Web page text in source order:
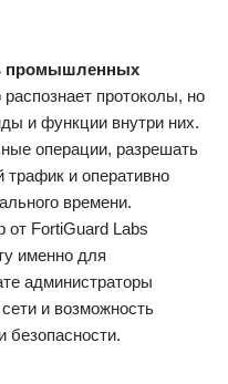
промышленных
протоколы, но
и функции внутри них.
операции, разрешать
и оперативно
времени.
от FortiGuard Labs
именно для
администраторы
и возможность
безопасности.